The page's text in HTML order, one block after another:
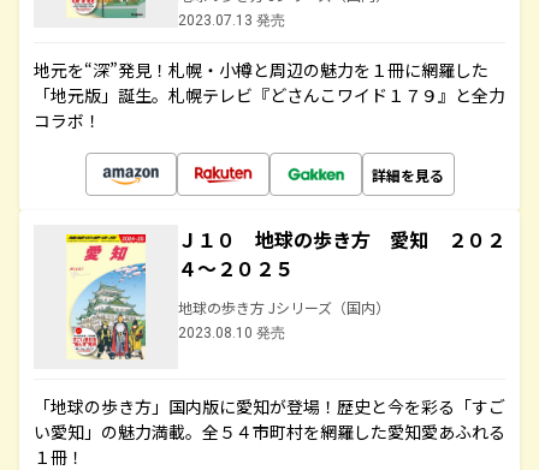
2023.07.13 発売
地元を“深”発見！札幌・小樽と周辺の魅力を１冊に網羅した
「地元版」誕生。札幌テレビ『どさんこワイド１７９』と全力
コラボ！
詳細を見る
Ｊ１０ 地球の歩き方 愛知 ２０２
４～２０２５
地球の歩き方 Jシリーズ（国内）
2023.08.10 発売
「地球の歩き方」国内版に愛知が登場！歴史と今を彩る「すご
い愛知」の魅力満載。全５４市町村を網羅した愛知愛あふれる
１冊！